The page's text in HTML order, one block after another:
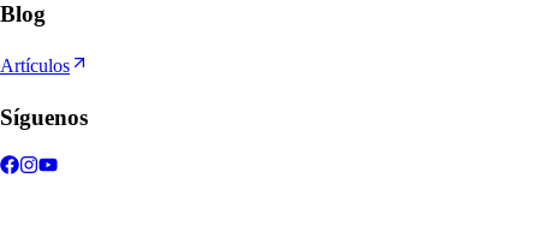
Blog
Artículos
Síguenos